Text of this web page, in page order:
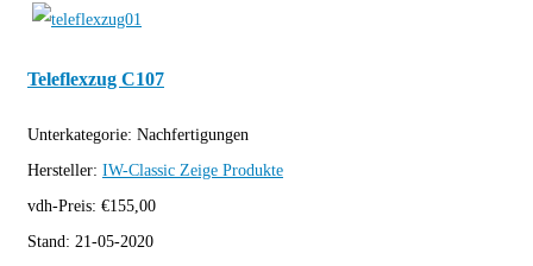
Teleflexzug C107
Unterkategorie: Nachfertigungen
Hersteller: IW-Classic Zeige Produkte
vdh-Preis: €155,00
Stand: 21-05-2020